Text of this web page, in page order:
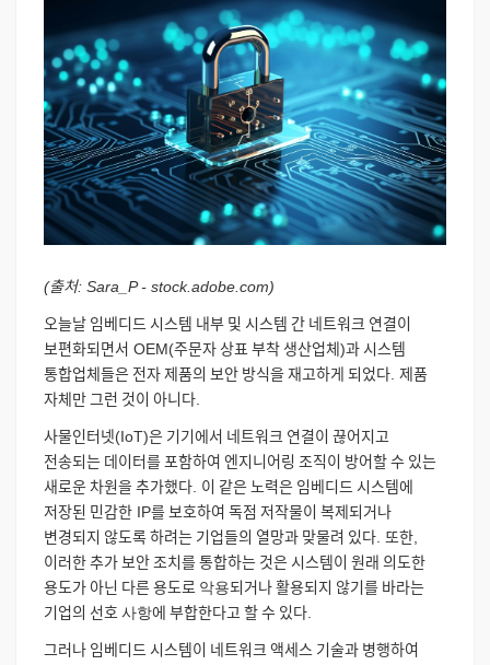
(출처: Sara_P - stock.adobe.com)
오늘날 임베디드시스템 내부 및 시스템 간 네트워크 연결이
보편화되면서 OEM(주문자상표부착 생산업체 )과시스템
통합업체들은 전자제품의 보안 방식을재고하게 되었다. 제품
자체만그런 것이 아니다.
사물인터넷(IoT)은 기기에서 네트워크 연결이 끊어지고
전송되는 데이터를포함하여 엔지니어링 조직이 방어할수 있는
새로운차원을추가했다. 이 같은노력은 임베디드시스템에
저장된 민감한 IP를보호하여 독점 저작물이 복제되거나
변경되지 않도록하려는 기업들의 열망과 맞물려 있다. 또한,
이러한추가보안조치를통합하는 것은시스템이 원래 의도한
용도가 아닌 다른용도로 악용되거나활용되지 않기를 바라는
기업의 선호사항에 부합한다고할수 있다.
그러나 임베디드시스템이 네트워크액세스 기술과 병행하여